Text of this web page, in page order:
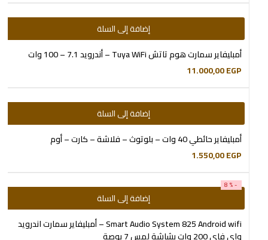
إضافة إلى السلة
أمبليفاير سمارت هوم تاتش Tuya WiFi – أندرويد 7.1 – 100 وات
11.000,00EGP
إضافة إلى السلة
أمبليفاير حائطي 40 وات – بلوتوث – فلاشة – كارت – أوم
1.550,00EGP
إضافة إلى السلة
-8%
Smart Audio System 825 Android wifi – أمبليفاير سمارت اندرويد
واي فاي 200 وات بشاشة لمس 7 بوصة